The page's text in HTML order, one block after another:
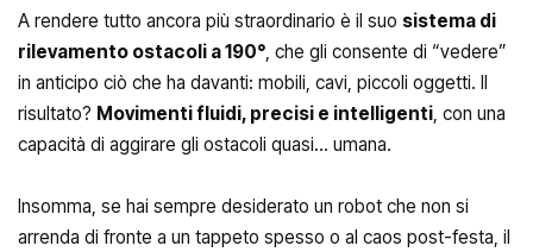
A rendere tutto ancora più straordinario è il suo sistema di
rilevamento ostacoli a 190°, che gli consente di “vedere”
in anticipo ciò che ha davanti: mobili, cavi, piccoli oggetti. Il
risultato? Movimenti fluidi, precisi e intelligenti, con una
capacità di aggirare gli ostacoli quasi… umana.
Insomma, se hai sempre desiderato un robot che non si
arrenda di fronte a un tappeto spesso o al caos post-festa, il